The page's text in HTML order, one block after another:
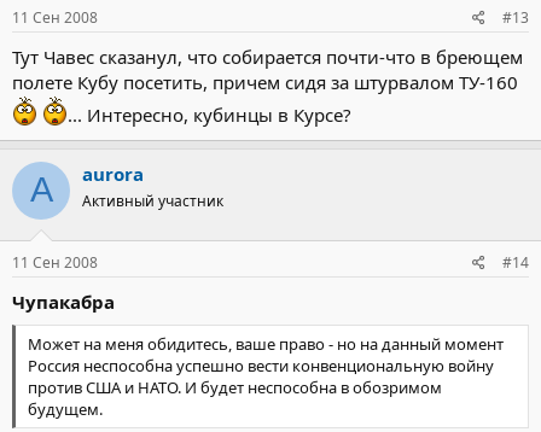
11 Сен 2008 #13
Тут Чавес сказанул, что собирается почти-что в бреющем
полете Кубу посетить, причем сидя за штурвалом ТУ-160
... Интересно, кубинцы в Курсе?
A aurora
Активный участник
11 Сен 2008 #14
Чупакабра
Может на меня обидитесь, ваше право - но на данный момент
Россия неспособна успешно вести конвенциональную войну
против США и НАТО. И будет неспособна в обозримом
будущем.